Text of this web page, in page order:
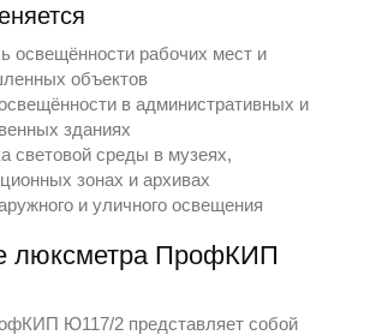
освещённости рабочих мест и
объектов
в административных и
зданиях
световой среды в музеях,
зонах и архивах
и уличного освещения
люксметра ПрофКИП
Ю117/2 представляет собой